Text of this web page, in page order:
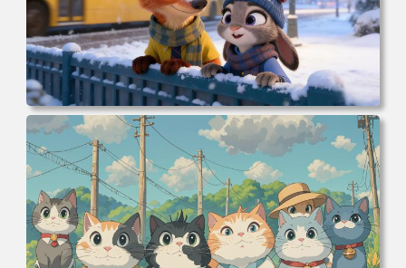
电脑壁纸 动漫 冬季 公交车 朱迪狐尼克 4K 电脑壁纸 3840x2
160 电脑桌面 高清壁纸 壁纸下载 壁纸大全